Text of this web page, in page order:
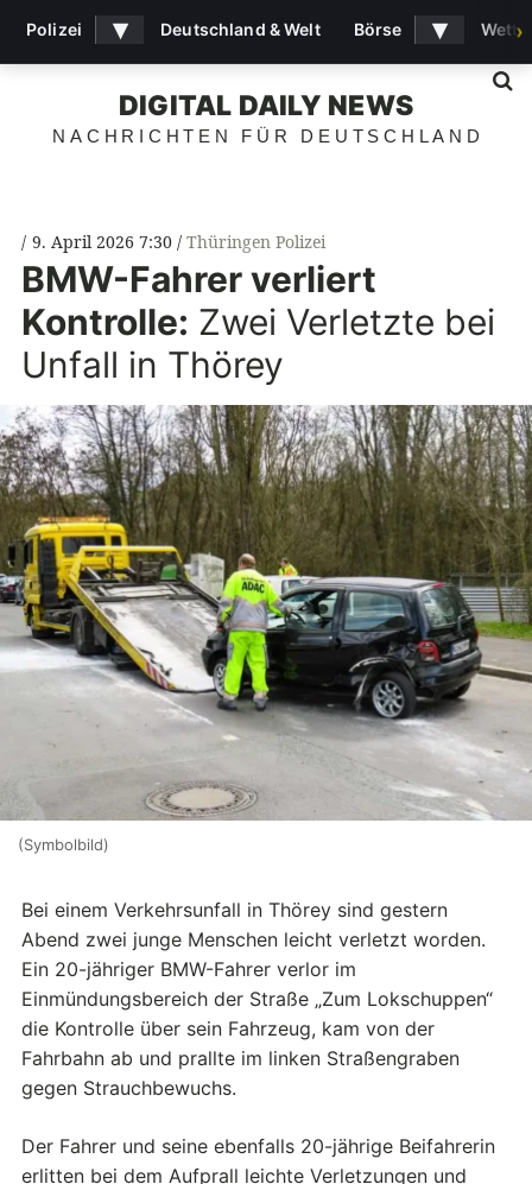
DIGITAL DAILY NEWS
NACHRICHTEN FÜR DEUTSCHLAND
9. April 2026 7:30 Thüringen Polizei
BMW-Fahrer verliert
Kontrolle: Zwei Verletzte bei
Unfall in Thörey
(Symbolbild)
Bei einem Verkehrsunfall in Thörey sind gestern
Abend zwei junge Menschen leicht verletzt worden.
Ein 20-jähriger BMW-Fahrer verlor im
Einmündungsbereich der Straße „Zum Lokschuppen“
die Kontrolle über sein Fahrzeug, kam von der
Fahrbahn ab und prallte im linken Straßengraben
gegen Strauchbewuchs.
Der Fahrer und seine ebenfalls 20-jährige Beifahrerin
erlitten bei dem Aufprall leichte Verletzungen und
Polizei ▾ Deutschland & Welt Börse ▾ ›